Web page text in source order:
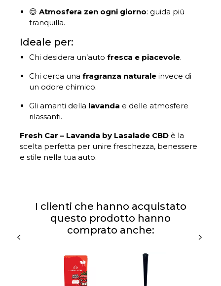
😌 Atmosfera zen ogni giorno: guida più
tranquilla.
Ideale per:
Chi desidera un’auto fresca e piacevole.
Chi cerca una fragranza naturaleinvece di
un odore chimico.
Gli amanti della lavanda e delle atmosfere
rilassanti.
Fresh Car – Lavanda by Lasalade CBD è la
scelta perfetta per unire freschezza, benessere
e stile nella tua auto.
I clienti che hanno acquistato
questo prodotto hanno
comprato anche: